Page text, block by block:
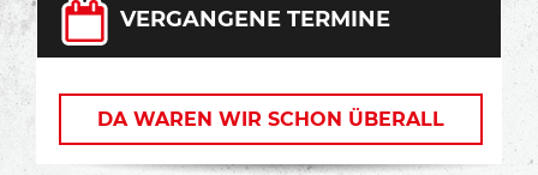
VERGANGENE TERMINE
DA WAREN WIR SCHON ÜBERALL